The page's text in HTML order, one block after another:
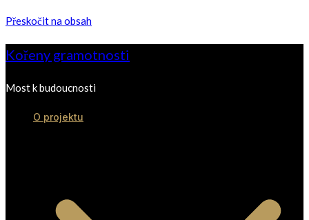
Přeskočit na obsah
Kořeny gramotnosti
Most k budoucnosti
O projektu